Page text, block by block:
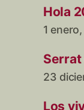
Hola
1
23
Los